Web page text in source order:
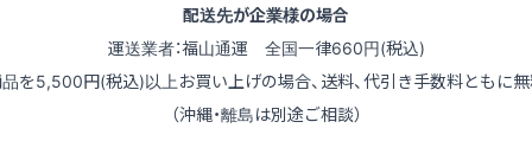
配送先が企業様の場合
運送業者：福山通運 全国一律660円(税込)
品を5,500円(税込)以上お買い上げの場合、送料、代引き手数料ともに無
（沖縄・離島は別途ご相談）